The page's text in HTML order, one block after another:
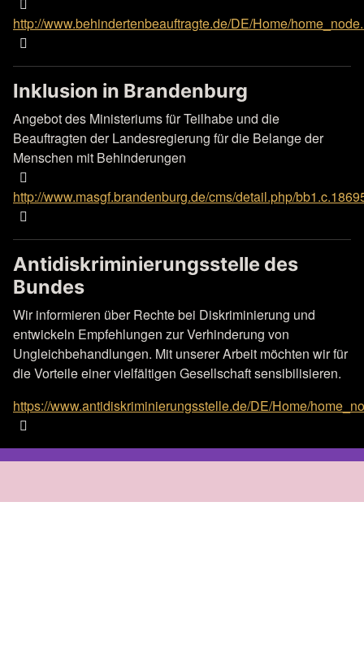
http://www.behindertenbeauftragte.de/DE/Home/
Inklusion in Brandenburg
Angebot des Ministeriums für Teilhabe und die
Beauftragten der Landesregierung für die Belange der
Menschen mit Behinderungen
http://www.masgf.brandenburg.de/cms/detail.php/
Antidiskriminierungsstelle des
Bundes
Wir informieren über Rechte bei Diskriminierung und
entwickeln Empfehlungen zur Verhinderung von
Ungleichbehandlungen. Mit unserer Arbeit möchten wir für
die Vorteile einer vielfältigen Gesellschaft sensibilisieren.
https://www.antidiskriminierungsstelle.de/DE/Home/